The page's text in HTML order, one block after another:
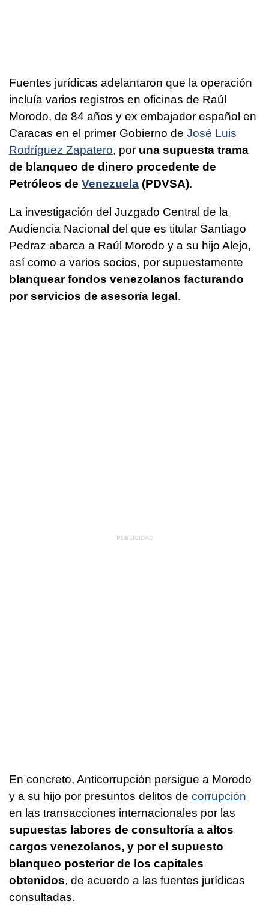
Fuentes jurídicas adelantaron que la operación
incluía varios registros en oficinas de Raúl
Morodo, de 84 años y ex embajador español en
Caracas en el primer Gobierno de José Luis
Rodríguez Zapatero, por una supuesta trama
de blanqueo de dinero procedente de
Petróleos de Venezuela (PDVSA).
La investigación del Juzgado Central de la
Audiencia Nacional del que es titular Santiago
Pedraz abarca a Raúl Morodo y a su hijo Alejo,
así como a varios socios, por supuestamente
blanquear fondos venezolanos facturando
por servicios de asesoría legal.
En concreto, Anticorrupción persigue a Morodo
y a su hijo por presuntos delitos de corrupción
en las transacciones internacionales por las
supuestas labores de consultoría a altos
cargos venezolanos, y por el supuesto
blanqueo posterior de los capitales
obtenidos, de acuerdo a las fuentes jurídicas
consultadas.